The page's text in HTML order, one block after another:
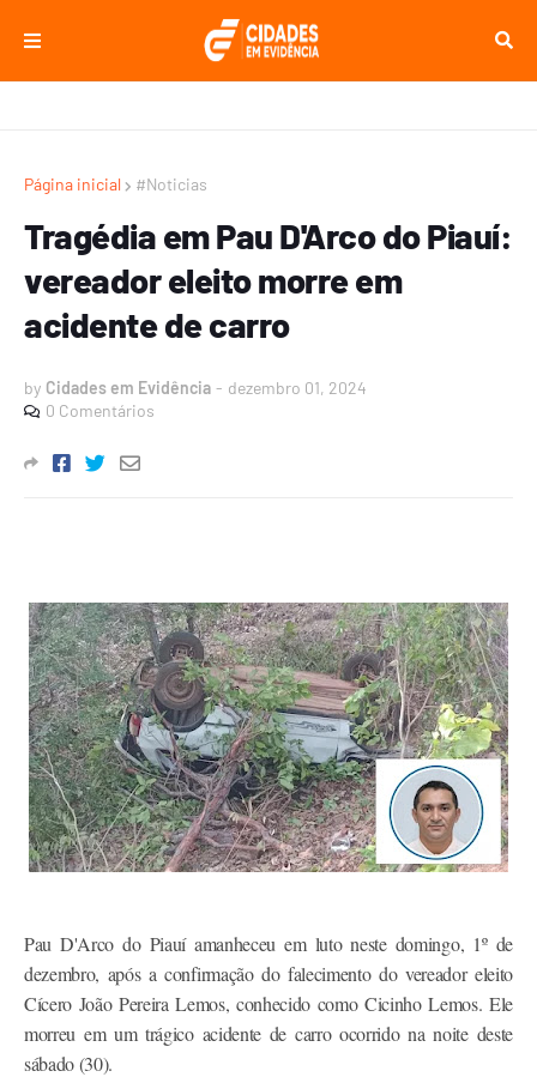
Página inicial #Noticias
Tragédia em Pau D'Arco do Piauí:
vereador eleito morre em
acidente de carro
by Cidades em Evidência - dezembro 01, 2024
0 Comentários
Pau D'Arco do Piauí amanheceu em luto neste domingo, 1º de
dezembro, após a confirmação do falecimento do vereador eleito
Cícero João Pereira Lemos, conhecido como Cicinho Lemos. Ele
morreu em um trágico acidente de carro ocorrido na noite deste
sábado (30).